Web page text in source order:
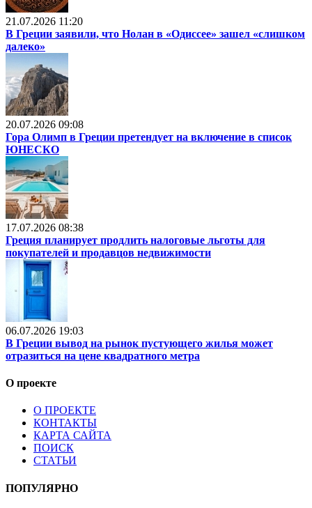
21.07.2026 11:20
В Греции заявили, что Нолан в «Одиссее» зашел «слишком
далеко»
20.07.2026 09:08
Гора Олимп в Греции претендует на включение в список
ЮНЕСКО
17.07.2026 08:38
Греция планирует продлить налоговые льготы для
покупателей и продавцов недвижимости
06.07.2026 19:03
В Греции вывод на рынок пустующего жилья может
отразиться на цене квадратного метра
О проекте
О ПРОЕКТЕ
КОНТАКТЫ
КАРТА САЙТА
ПОИСК
СТАТЬИ
ПОПУЛЯРНО